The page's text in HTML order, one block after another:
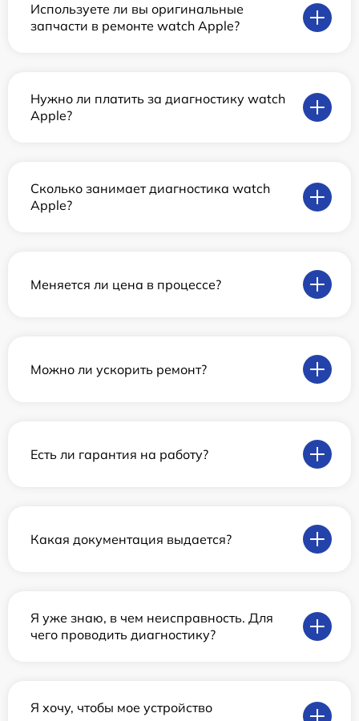
Используете ли вы оригинальные
запчасти в ремонте watch Apple?
Нужно ли платить за диагностику watch
Apple?
Сколько занимает диагностика watch
Apple?
Меняется ли цена в процессе?
Можно ли ускорить ремонт?
Есть ли гарантия на работу?
Какая документация выдается?
Я уже знаю, в чем неисправность. Для
чего проводить диагностику?
Я хочу, чтобы мое устройство